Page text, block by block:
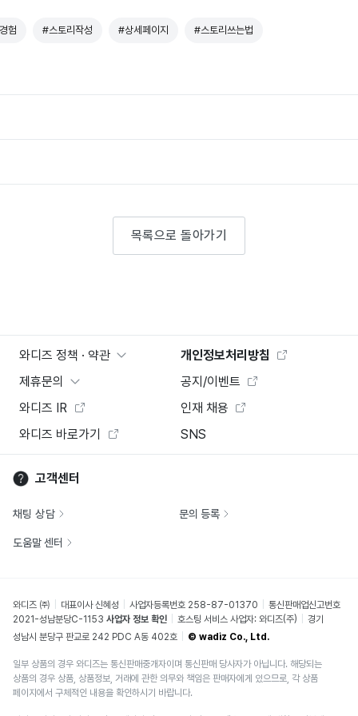
험 #스토리작성 #상세페이지 #스토리쓰는법
목록으로 돌아가기
와디즈 정책 · 약관
개인정보처리방침
제휴문의
공지/이벤트
와디즈 IR
인재 채용
와디즈 바로가기
SNS
고객센터
채팅 상담 문의 등록
도움말 센터
와디즈 ㈜ 대표이사 신혜성 사업자등록번호 258-87-01370
통신판매업신고번호
2021-성남분당C-1153 사업자 정보 확인 호스팅 서비스 사업자: 와디즈(주)
경기
성남시 분당구 판교로 242 PDC A동 402호
© wadiz Co., Ltd.
일부 상품의 경우 와디즈는 통신판매중개자이며 통신판매 당사자가 아닙니다. 해당되는
상품의 경우 상품, 상품정보, 거래에 관한 의무와 책임은 판매자에게 있으므로, 각 상품
페이지에서 구체적인 내용을 확인하시기 바랍니다.